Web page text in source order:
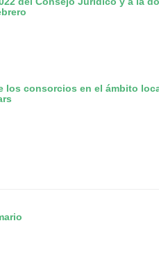
los consorcios en el ámbito